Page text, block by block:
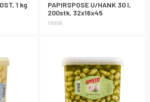
1 kg
PAPIRSPOSE U/HANK 30 l,
200stk, 32x16x45
116109